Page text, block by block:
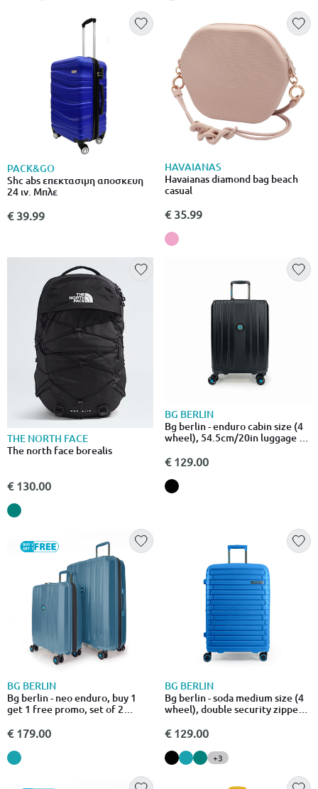
PACK&GO
Shc abs επεκτασιμη αποσκευη
24 ιν. Μπλε
€ 39.99
HAVAIANAS
Havaianas diamond bag beach
casual
€ 35.99
THE NORTH FACE
The north face borealis
€ 130.00
BG BERLIN
Bg berlin - enduro cabin size (4
wheel), 54.5cm/20in luggage /
€ 129.00
BG BERLIN
Bg berlin - neo enduro, buy 1
get 1 free promo, set of 2
€ 179.00
BG BERLIN
Bg berlin - soda medium size (4
wheel), double security zipper,
grey
€ 129.00
+3